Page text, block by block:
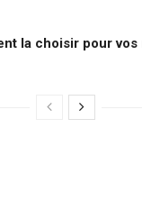
la choisir pour vos